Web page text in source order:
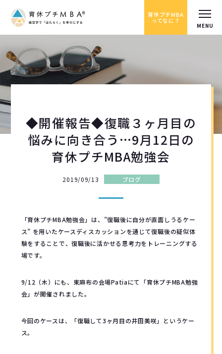
育休プチMBA
ってなに？
◆開催報告◆復職３ヶ月目の
悩みに向き合う…9月12日の
育休プチMBA勉強会
2019/09/13 ブログ
「育休プチMBA勉強会」は、”復職後に自分が直面しうるケー
ス” を用いたケースディスカッションを通じて復職後の疑似体
験をすることで、復職後に活かせる思考力をトレーニングする
場です。
9/12（木）にも、東麻布の会場Patiaにて「育休プチMBA勉強
会」が開催されました。
今回のケースは、「復職して3ヶ月目の井田美咲」というケー
ス。